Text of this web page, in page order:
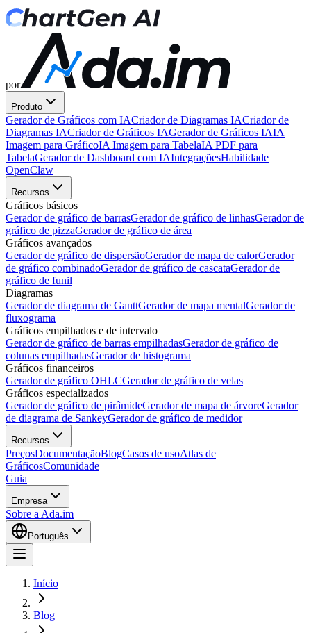
por
Produto
Gerador de Gráficos com IACriador de Diagramas IACriador de
Diagramas IACriador de Gráficos IAGerador de Gráficos IAIA
Imagem para GráficoIA Imagem para TabelaIA PDF para
TabelaGerador de Dashboard com IAIntegraçõesHabilidade
OpenClaw
Recursos
Gráficos básicos
Gerador de gráfico de barrasGerador de gráfico de linhasGerador de
gráfico de pizzaGerador de gráfico de área
Gráficos avançados
Gerador de gráfico de dispersãoGerador de mapa de calorGerador
de gráfico combinadoGerador de gráfico de cascataGerador de
gráfico de funil
Diagramas
Gerador de diagrama de GanttGerador de mapa mentalGerador de
fluxograma
Gráficos empilhados e de intervalo
Gerador de gráfico de barras empilhadasGerador de gráfico de
colunas empilhadasGerador de histograma
Gráficos financeiros
Gerador de gráfico OHLCGerador de gráfico de velas
Gráficos especializados
Gerador de gráfico de pirâmideGerador de mapa de árvoreGerador
de diagrama de SankeyGerador de gráfico de medidor
Recursos
PreçosDocumentaçãoBlogCasos de usoAtlas de
GráficosComunidade
Guia
Empresa
Sobre a Ada.im
Português
Início
Blog